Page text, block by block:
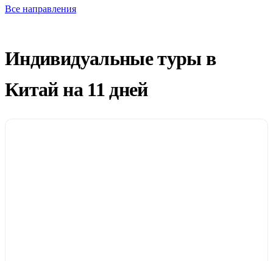
Все направления
Индивидуальные туры в
Китай на 11 дней